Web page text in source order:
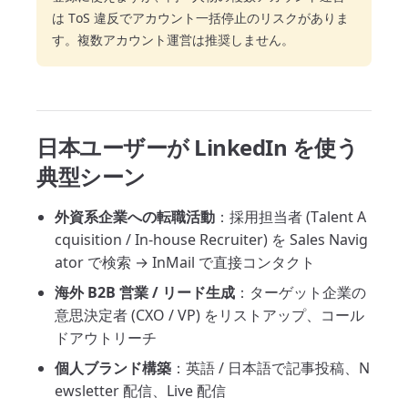
は ToS 違反でアカウント一括停止のリスクがありま
す。複数アカウント運営は推奨しません。
日本ユーザーが LinkedIn を使う
典型シーン
外資系企業への転職活動 ：採用担当者 (Talent A
cquisition / In-house Recruiter) を Sales Navig
ator で検索 → InMail で直接コンタクト
海外 B2B 営業 / リード生成 ：ターゲット企業の
意思決定者 (CXO / VP) をリストアップ、コール
ドアウトリーチ
個人ブランド構築 ：英語 / 日本語で記事投稿、N
ewsletter 配信、Live 配信